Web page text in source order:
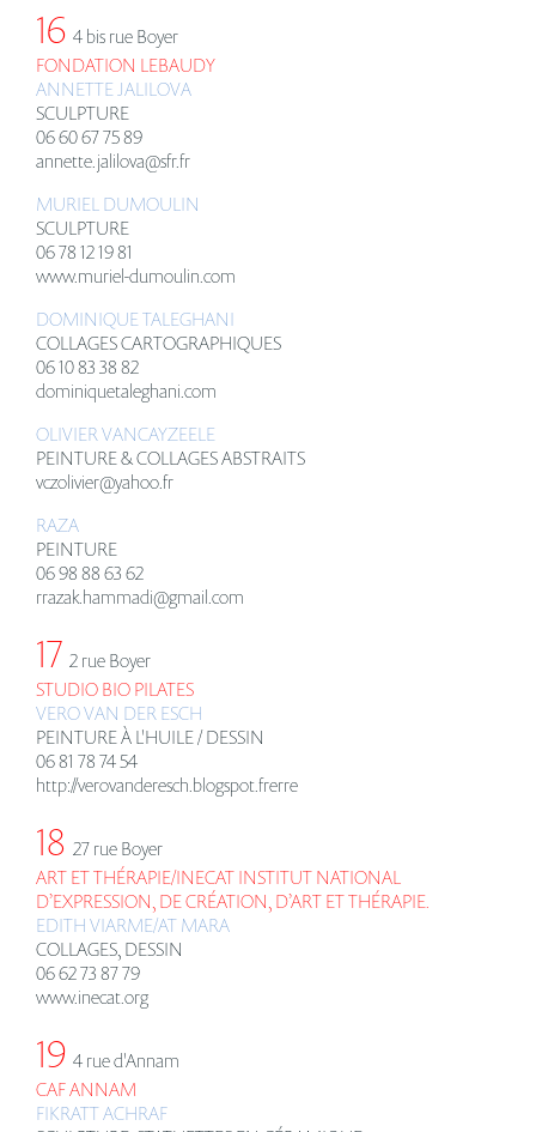
16 4 bis rue Boyer
FONDATION LEBAUDY
ANNETTE JALILOVA
SCULPTURE
06 60 67 75 89
annette.jalilova@sfr.fr
MURIEL DUMOULIN
SCULPTURE
06 78 12 19 81
www.muriel-dumoulin.com
DOMINIQUE TALEGHANI
COLLAGES CARTOGRAPHIQUES
06 10 83 38 82
dominiquetaleghani.com
OLIVIER VANCAYZEELE
PEINTURE & COLLAGES ABSTRAITS
vczolivier@yahoo.fr
RAZA
PEINTURE
06 98 88 63 62
rrazak.hammadi@gmail.com
17 2 rue Boyer
STUDIO BIO PILATES
VERO VAN DER ESCH
PEINTURE À L'HUILE / DESSIN
06 81 78 74 54
http://verovanderesch.blogspot.frerre
18 27 rue Boyer
ART ET THÉRAPIE/INECAT INSTITUT NATIONAL
D’EXPRESSION, DE CRÉATION, D’ART ET THÉRAPIE.
EDITH VIARME/AT MARA
COLLAGES, DESSIN
06 62 73 87 79
www.inecat.org
19 4 rue d'Annam
CAF ANNAM
FIKRATT ACHRAF